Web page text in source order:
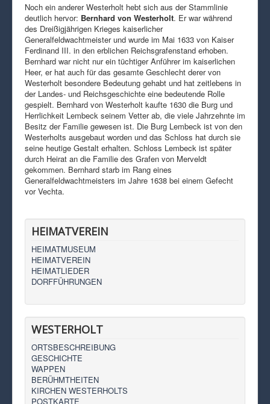
Noch ein anderer Westerholt hebt sich aus der Stammlinie
deutlich hervor: Bernhard von Westerholt. Er war während
des Dreißigjährigen Krieges kaiserlicher
Generalfeldwachtmeister und wurde im Mai 1633 von Kaiser
Ferdinand III. in den erblichen Reichsgrafenstand erhoben.
Bernhard war nicht nur ein tüchtiger Anführer im kaiserlichen
Heer, er hat auch für das gesamte Geschlecht derer von
Westerholt besondere Bedeutung gehabt und hat zeitlebens in
der Landes- und Reichsgeschichte eine bedeutende Rolle
gespielt. Bernhard von Westerholt kaufte 1630 die Burg und
Herrlichkeit Lembeck seinem Vetter ab, die viele Jahrzehnte im
Besitz der Familie gewesen ist. Die Burg Lembeck ist von den
Westerholts ausgebaut worden und das Schloss hat durch sie
seine heutige Gestalt erhalten. Schloss Lembeck ist später
durch Heirat an die Familie des Grafen von Merveldt
gekommen. Bernhard starb im Rang eines
Generalfeldwachtmeisters im Jahre 1638 bei einem Gefecht
vor Vechta.
HEIMATVEREIN
HEIMATMUSEUM
HEIMATVEREIN
HEIMATLIEDER
DORFFÜHRUNGEN
WESTERHOLT
ORTSBESCHREIBUNG
GESCHICHTE
WAPPEN
BERÜHMTHEITEN
KIRCHEN WESTERHOLTS
POSTKARTE